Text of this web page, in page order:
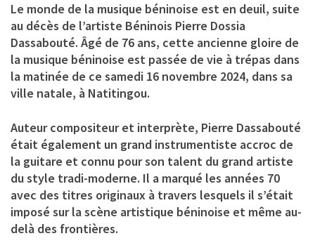
Le monde de la musique béninoise est en deuil, suite
au décès de l’artiste Béninois Pierre Dossia
Dassabouté. Âgé de 76 ans, cette ancienne gloire de
la musique béninoise est passée de vie à trépas dans
la matinée de ce samedi 16 novembre 2024, dans sa
ville natale, à Natitingou.
Auteur compositeur et interprète, Pierre Dassabouté
était également un grand instrumentiste accroc de
la guitare et connu pour son talent du grand artiste
du style tradi-moderne. Il a marqué les années 70
avec des titres originaux à travers lesquels il s’était
imposé sur la scène artistique béninoise et même au-
delà des frontières.